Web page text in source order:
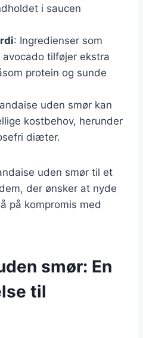
i saucen
: Ingredienser som
tilføjer ekstra
protein og sunde
uden smør kan
kostbehov, herunder
diæter.
uden smør til et
der ønsker at nyde
på kompromis med
smør: En
til